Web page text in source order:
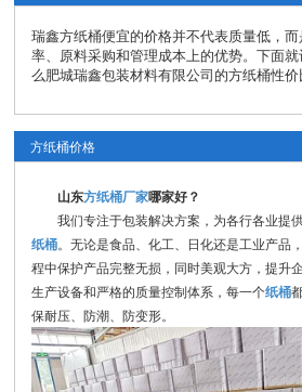
瑞鑫方纸桶便宜的价格并不代表质量低，
率、原料采购和管理成本上的优势。下面
么肥城瑞鑫包装材料有限公司的方纸桶性价
方纸桶价格
山东方纸桶厂家哪家好？
我们专注于包装解决方案，为各行各业提
纸桶。无论是食品、化工、日化还是工业产品
程中保护产品完整无损，同时美观大方，提升
生产设备和严格的质量控制体系，每一个纸桶
保耐压、防潮、防变形。